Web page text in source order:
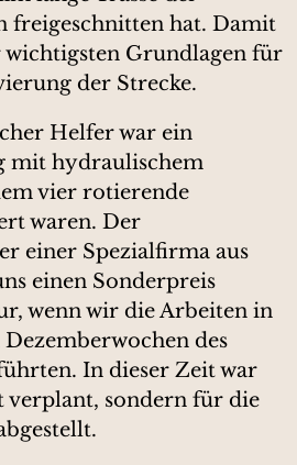
freigeschnitten hat. Damit
wichtigsten Grundlagen für
der Strecke.
Helfer war ein
mit hydraulischem
vier rotierende
waren. Der
einer Spezialfirma aus
einen Sonderpreis
wenn wir die Arbeiten in
des
In dieser Zeit war
verplant, sondern für die